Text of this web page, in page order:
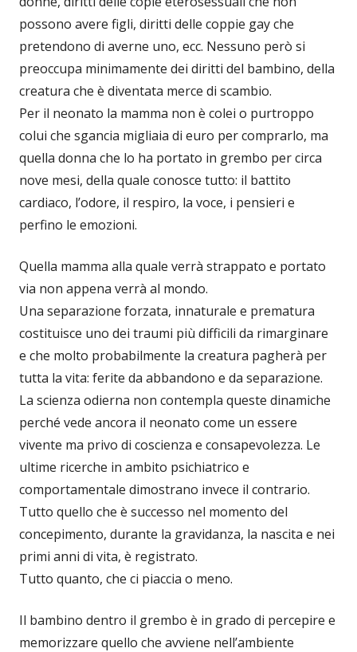
possono avere figli, diritti delle coppie gay che
pretendono di averne uno, ecc. Nessuno però si
preoccupa minimamente dei diritti del bambino, della
creatura che è diventata merce di scambio.
Per il neonato la mamma non è colei o purtroppo
colui che sgancia migliaia di euro per comprarlo, ma
quella donna che lo ha portato in grembo per circa
nove mesi, della quale conosce tutto: il battito
cardiaco, l’odore, il respiro, la voce, i pensieri e
perfino le emozioni.
Quella mamma alla quale verrà strappato e portato
via non appena verrà al mondo.
Una separazione forzata, innaturale e prematura
costituisce uno dei traumi più difficili da rimarginare
e che molto probabilmente la creatura pagherà per
tutta la vita: ferite da abbandono e da separazione.
La scienza odierna non contempla queste dinamiche
perché vede ancora il neonato come un essere
vivente ma privo di coscienza e consapevolezza. Le
ultime ricerche in ambito psichiatrico e
comportamentale dimostrano invece il contrario.
Tutto quello che è successo nel momento del
concepimento, durante la gravidanza, la nascita e nei
primi anni di vita, è registrato.
Tutto quanto, che ci piaccia o meno.
Il bambino dentro il grembo è in grado di percepire e
memorizzare quello che avviene nell’ambiente